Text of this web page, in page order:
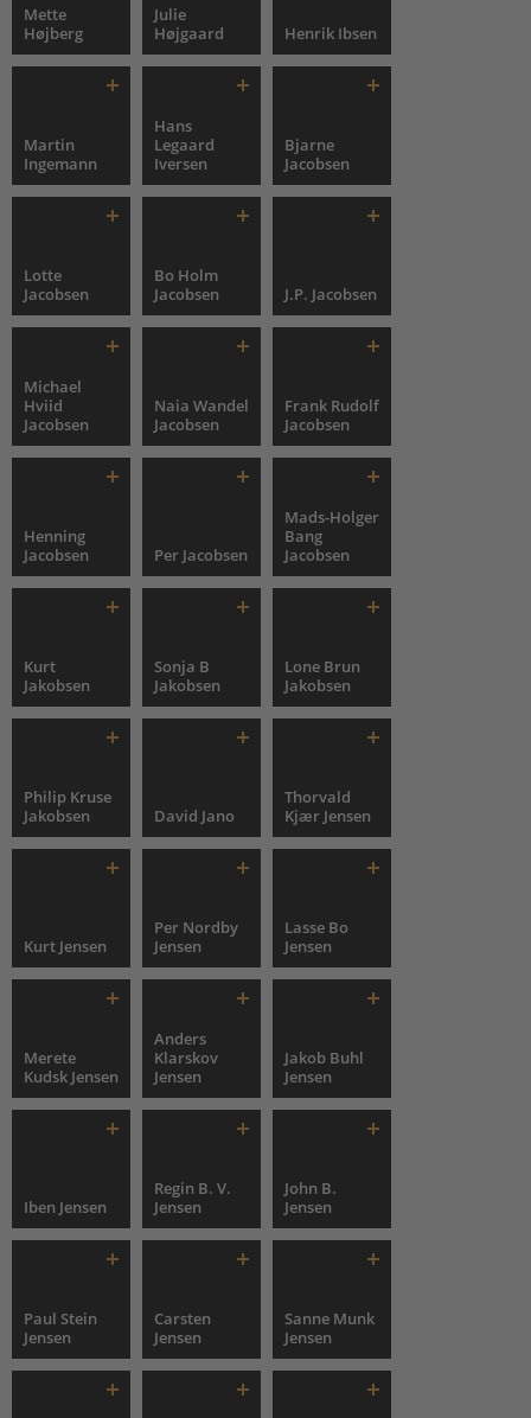
Mette
Højberg
Julie
Højgaard
Henrik Ibsen
Martin
Ingemann
Hans
Legaard
Iversen
Bjarne
Jacobsen
Lotte
Jacobsen
Bo Holm
Jacobsen
J.P. Jacobsen
Michael
Hviid
Jacobsen
Naia Wandel
Jacobsen
Frank Rudolf
Jacobsen
Henning
Jacobsen
Per Jacobsen
Mads-Holger
Bang
Jacobsen
Kurt
Jakobsen
Sonja B
Jakobsen
Lone Brun
Jakobsen
Philip Kruse
Jakobsen
David Jano
Thorvald
Kjær Jensen
Kurt Jensen
Per Nordby
Jensen
Lasse Bo
Jensen
Merete
Kudsk Jensen
Anders
Klarskov
Jensen
Jakob Buhl
Jensen
Iben Jensen
Regin B. V.
Jensen
John B.
Jensen
Paul Stein
Jensen
Carsten
Jensen
Sanne Munk
Jensen